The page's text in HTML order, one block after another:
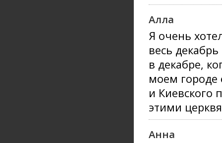
Алла
Я очень
весь
в декабре,
моем городе
и Киевского
этими
Анна